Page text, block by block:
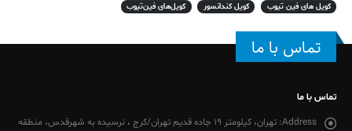
کویل های فین تیوب
کویل کندانسور کویل‌های فین‌تیوب
تماس با ما
تماس با ما
Address:
تهران، کیلومتر 19 جاده قدیم تهران/کرج ، نرسیده به شهرقدس، منطقه